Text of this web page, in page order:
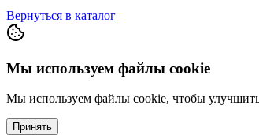
Вернуться в каталог
Мы используем файлы cookie
Мы используем файлы cookie, чтобы улучшить
Принять